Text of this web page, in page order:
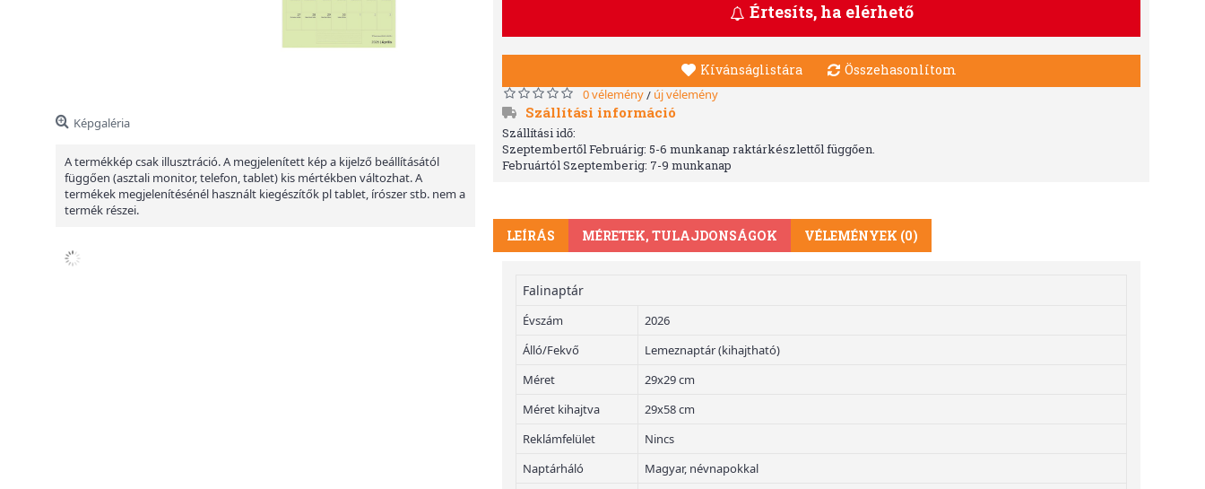
Képgaléria
A termékkép csak illusztráció. A megjelenített kép a kijelző beállításától
függően (asztali monitor, telefon, tablet) kis mértékben változhat. A
termékek megjelenítésénél használt kiegészítők pl tablet, írószer stb. nem a
termék részei.
Értesíts, ha elérhető
Kívánságlistára Összehasonlítom
0 vélemény/ új vélemény
Szállítási információ
Szállítási idő:
Szeptembertől Februárig: 5-6 munkanap raktárkészlettől függően.
Februártól Szeptemberig: 7-9 munkanap
LEÍRÁS MÉRETEK, TULAJDONSÁGOK VÉLEMÉNYEK (0)
Falinaptár
Évszám
2026
Álló/Fekvő
Lemeznaptár (kihajtható)
Méret
29x29 cm
Méret kihajtva
29x58 cm
Reklámfelület
Nincs
Naptárháló
Magyar, névnapokkal